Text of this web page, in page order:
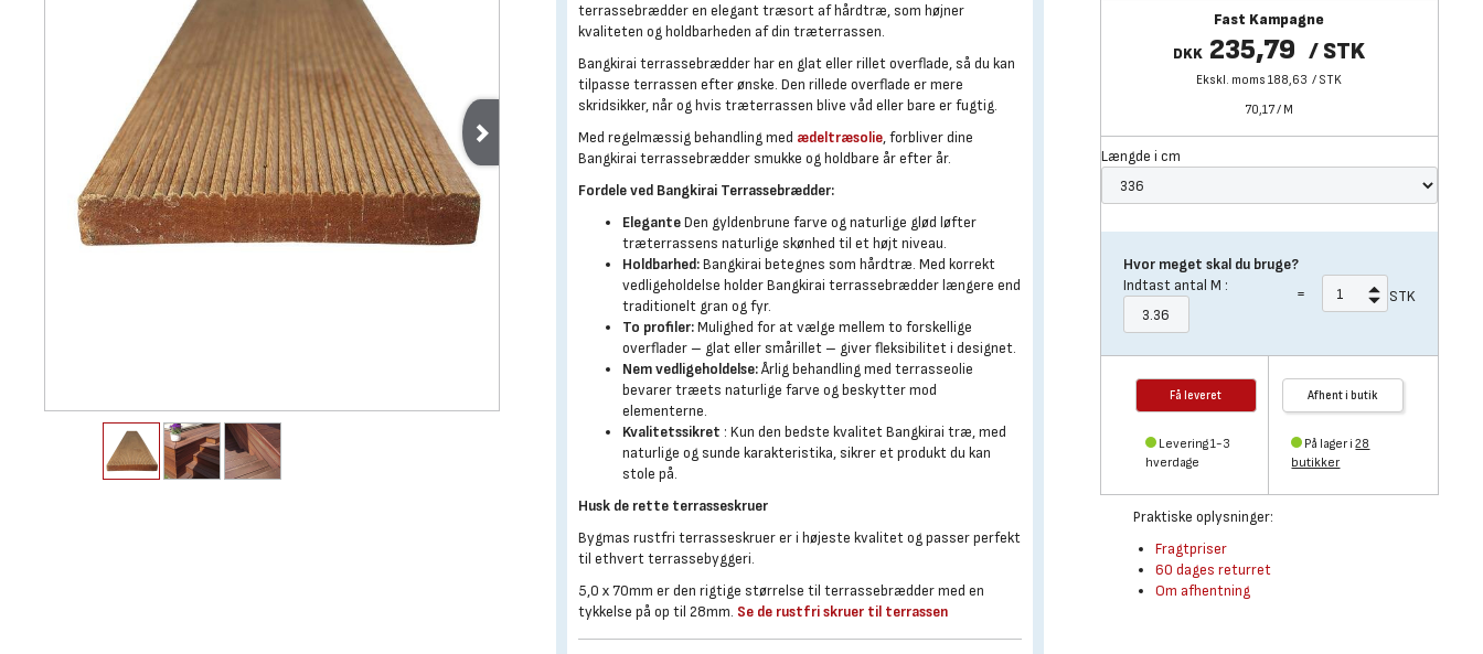
Fast Kampagne
DKK 235,79 /STK
Ekskl. moms 188,63 / STK
70,17/ M
Længde i cm
Hvor meget skal du bruge?
Indtast antal M : = STK
Få leveret
Levering 1-3
hverdage
Afhent i butik
På lager i28
butikker
Praktiske oplysninger:
Fragtpriser
60 dages returret
Om afhentning
terrassebrædder en elegant træsort af hårdtræ, som højner
kvaliteten og holdbarheden af din træterrassen.
Bangkirai terrassebrædder har en glat eller rillet overflade, så du kan
tilpasse terrassen efter ønske. Den rillede overflade er mere
skridsikker, når og hvis træterrassen blive våd eller bare er fugtig.
Med regelmæssig behandling med ædeltræsolie, forbliver dine
Bangkirai terrassebrædder smukke og holdbare år efter år.
Fordele ved Bangkirai Terrassebrædder:
EleganteDen gyldenbrune farve og naturlige glød løfter
træterrassens naturlige skønhed til et højt niveau.
Holdbarhed:Bangkirai betegnes som hårdtræ. Med korrekt
vedligeholdelse holder Bangkirai terrassebrædder længere end
traditionelt gran og fyr.
To profiler:Mulighed for at vælge mellem to forskellige
overflader – glat eller smårillet – giver fleksibilitet i designet.
Nem vedligeholdelse:Årlig behandling med terrasseolie
bevarer træets naturlige farve og beskytter mod
elementerne.
Kvalitetssikret : Kun den bedste kvalitet Bangkirai træ, med
naturlige og sunde karakteristika, sikrer et produkt du kan
stole på.
Husk de rette terrasseskruer
Bygmas rustfri terrasseskruer er i højeste kvalitet og passer perfekt
til ethvert terrassebyggeri.
5,0 x 70mm er den rigtige størrelse til terrassebrædder med en
tykkelse på op til 28mm. Se de rustfri skruer til terrassen